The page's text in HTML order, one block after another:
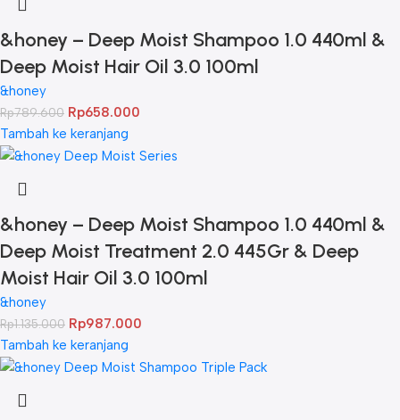
&honey – Deep Moist Shampoo 1.0 440ml &
Deep Moist Hair Oil 3.0 100ml
&honey
Rp789.600 Rp658.000
Tambah ke keranjang
&honey – Deep Moist Shampoo 1.0 440ml &
Deep Moist Treatment 2.0 445Gr & Deep
Moist Hair Oil 3.0 100ml
&honey
Rp1.135.000 Rp987.000
Tambah ke keranjang